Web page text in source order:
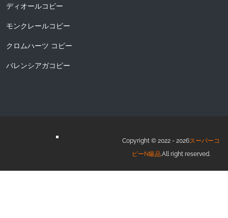
ディオールコピー
モンクレールコピー
クロムハーツ コピー
バレンシアガコピー
Copyright © 2022 - 2026スーパーコ
ピーN級品.All right reserved.